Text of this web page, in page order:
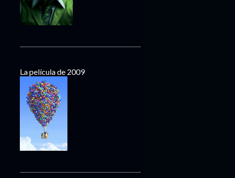
La película de 2009